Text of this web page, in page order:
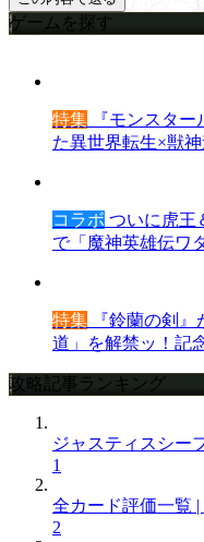
ゲームを探す
特集 『モンスタ
た異世界転生×獣
コラボ ついに虎王
で「魔神英雄伝ワ
特集 『鈴蘭の剣
道」を解禁ッ！記
攻略記事ランキング
ジャスティスシー
1
全カード評価一覧 |
2